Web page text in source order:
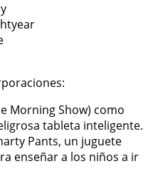
Morning Show) como
tableta inteligente.
Pants, un juguete
enseñar a los niños a ir